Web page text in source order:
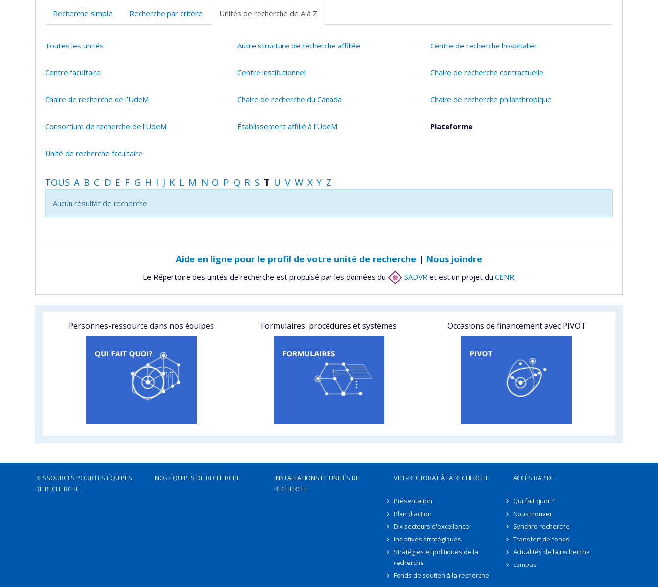
Recherche simple Recherche par critère Unités de recherche de A à Z
Toutes les unités Autre structure de recherche affiliée Centre de recherche hospitalier
Centre facultaire Centre institutionnel Chaire de recherche contractuelle
Chaire de recherche de l’UdeM Chaire de recherche du Canada Chaire de recherche philanthropique
Consortium de recherche de l’UdeM Établissement affilié à l’UdeM Plateforme
Unité de recherche facultaire
TOUS A B C D E F G H I J K L M N O P Q R S T U V W X Y Z
Aucun résultat de recherche
Aide en ligne pour le profil de votre unité de recherche | Nous joindre
Le Répertoire des unités de recherche est propulsé par les données du SADVR et est un projet du CENR.
Personnes-ressource dans nos équipes Formulaires, procédures et systèmes Occasions de financement avec PIVOT
RESSOURCES POUR LES ÉQUIPES
DE RECHERCHE
NOS ÉQUIPES DE RECHERCHE
INSTALLATIONS ET UNITÉS DE
RECHERCHE
VICE-RECTORAT À LA RECHERCHE
Présentation
Plan d'action
Dix secteurs d'excellence
Initiatives stratégiques
Stratégies et politiques de la
recherche
Fonds de soutien à la recherche
ACCÈS RAPIDE
Qui fait quoi ?
Nous trouver
Synchro-recherche
Transfert de fonds
Actualités de la recherche
compas